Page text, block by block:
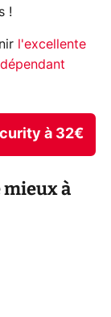
!
l'excellente
à 32€
à